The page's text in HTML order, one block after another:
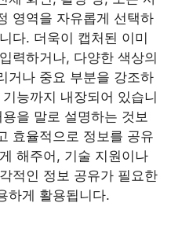
영역을 자유롭게 선택하
다. 더욱이 캡처된 이미
력하거나, 다양한 색상의
거나 중요 부분을 강조하
능까지 내장되어 있습니
을 말로 설명하는 것보
효율적으로 정보를 공유
해주어, 기술 지원이나
적인 정보 공유가 필요한
하게 활용됩니다.